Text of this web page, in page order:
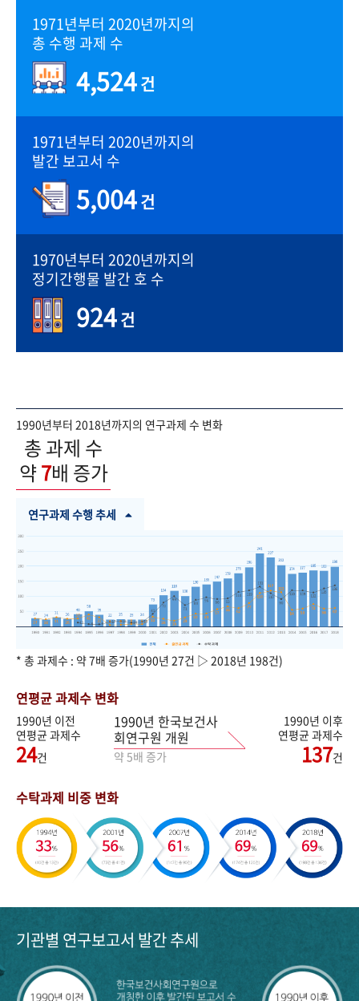
1971년부터 2020년까지의
총 수행 과제 수
4,524건
1971년부터 2020년까지의
발간 보고서 수
5,004건
1970년부터 2020년까지의
정기간행물 발간 호 수
924건
1990년부터 2018년까지의 연구과제 수 변화
총 과제 수
약7배 증가
연구과제 수행 추세
* 총 과제수 : 약 7배 증가(1990년 27건 ▷ 2018년 198건)
연평균 과제수 변화
1990년 이전
연평균 과제수
24건
1990년 한국보건사
회연구원 개원
약 5배 증가
1990년 이후
연평균 과제수
137건
수탁과제 비중 변화
기관별 연구보고서 발간 추세